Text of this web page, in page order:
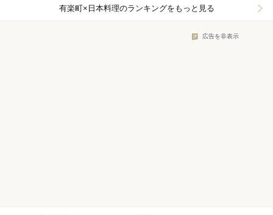
有楽町×日本料理のランキングをもっと見る
広告を非表示